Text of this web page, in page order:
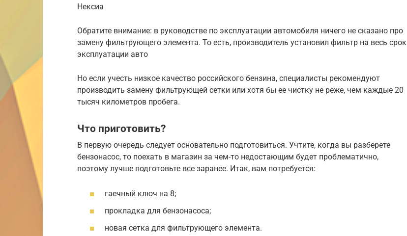
Нексиа
Обратите внимание: в руководстве по эксплуатации автомобиля ничего не сказано про
замену фильтрующего элемента. То есть, производитель установил фильтр на весь срок
эксплуатации авто
Но если учесть низкое качество российского бензина, специалисты рекомендуют
производить замену фильтрующей сетки или хотя бы ее чистку не реже, чем каждые 20
тысяч километров пробега.
Что приготовить?
В первую очередь следует основательно подготовиться. Учтите, когда вы разберете
бензонасос, то поехать в магазин за чем-то недостающим будет проблематично,
поэтому лучше подготовьте все заранее. Итак, вам потребуется:
гаечный ключ на 8;
прокладка для бензонасоса;
новая сетка для фильтрующего элемента.